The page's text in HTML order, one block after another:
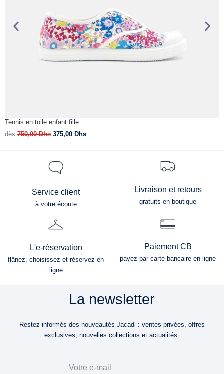
Tennis en toile enfant fille
dès 750,00Dhs 375,00 Dhs
Service client
à votre écoute
Livraison et retours
gratuits en boutique
L'e-réservation
flânez, choisissez et réservez en
ligne
Paiement CB
payez par carte bancaire en ligne
La newsletter
Restez informés des nouveautés Jacadi : ventes privées, offres
exclusives, nouvelles collections et actualités.